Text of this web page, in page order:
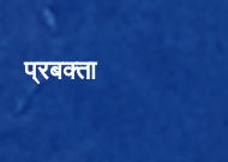
प्रबक्ता